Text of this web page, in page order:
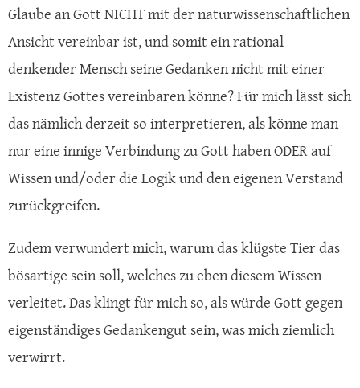
Glaube an Gott NICHT mit der naturwissenschaftlichen
Ansicht vereinbar ist, und somit ein rational
denkender Mensch seine Gedanken nicht mit einer
Existenz Gottes vereinbaren könne? Für mich lässt sich
das nämlich derzeit so interpretieren, als könne man
nur eine innige Verbindung zu Gott haben ODER auf
Wissen und/oder die Logik und den eigenen Verstand
zurückgreifen.
Zudem verwundert mich, warum das klügste Tier das
bösartige sein soll, welches zu eben diesem Wissen
verleitet. Das klingt für mich so, als würde Gott gegen
eigenständiges Gedankengut sein, was mich ziemlich
verwirrt.